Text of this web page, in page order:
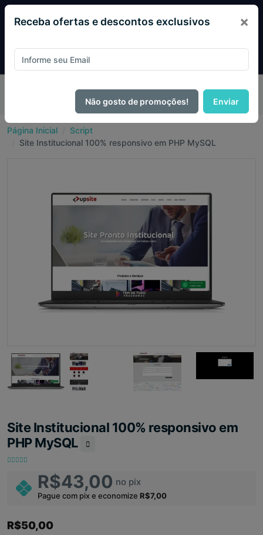
PIX e ganhe 14% OFF em todo o site no mês
de Agosto.
Página Inicial
Script
Site Institucional 100% responsivo em PHP MySQL
Site Institucional 100% responsivo em
PHP MySQL
R$43,00 no pix
Pague com pix e economize R$7,00
R$50,00
Receba ofertas e descontos exclusivos ×
Não gosto de promoções! Enviar